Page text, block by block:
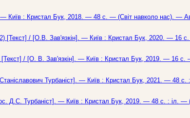
Київ : Кристал Бук, 2018. — 48 с. — (Світ навколо нас). —
2) [Текст] / [О.В. Зав'язкін]. — Київ : Кристал Бук, 2020. — 16
[Текст] / [О. В. Зав'язкін]. — Київ : Кристал Бук, 2019. — 16 с.
Турбаніст]. — Київ : Кристал Бук, 2021. — 48
Д.С. Турбаніст]. — Київ : Кристал Бук, 2019. — 48 с. : іл. —